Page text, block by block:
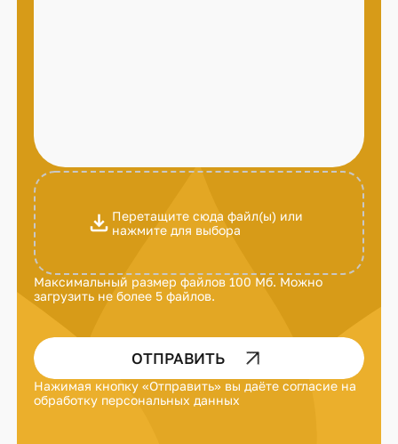
Перетащите сюда файл(ы) или
нажмите для выбора
Максимальный размер файлов 100 Мб. Можно
загрузить не более 5 файлов.
ОТПРАВИТЬ
Нажимая кнопку «Отправить» вы даёте согласие на
обработку персональных данных